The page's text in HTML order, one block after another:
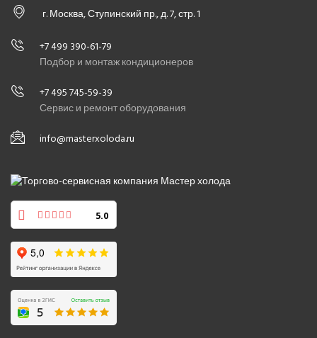
г. Москва, Ступинский пр., д. 7, стр. 1
+7 499 390-61-79
Подбор и монтаж кондиционеров
+7 495 745-59-39
Сервис и ремонт оборудования
info@masterxoloda.ru
5.0